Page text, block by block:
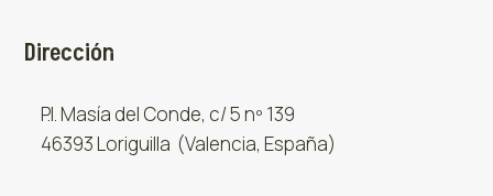
Dirección
P.I. Masía del Conde, c/ 5 nº 139
46393 Loriguilla (Valencia, España)